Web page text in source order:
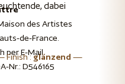
dabei
Finish :glänzend —
des Artistes
de-France.
per E-Mail.
Nr.: D546165